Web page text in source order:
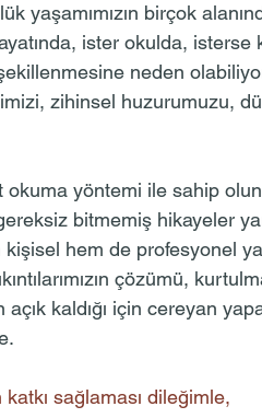
yaşamımızın birçok
ister okulda, isterse
neden
zihinsel huzurumuzu,
okuma yöntemi ile sahip
bitmemiş hikayeler
kişisel hem de profesyonel
çözümü,
açık kaldığı için cereyan
sağlaması dileğimle,